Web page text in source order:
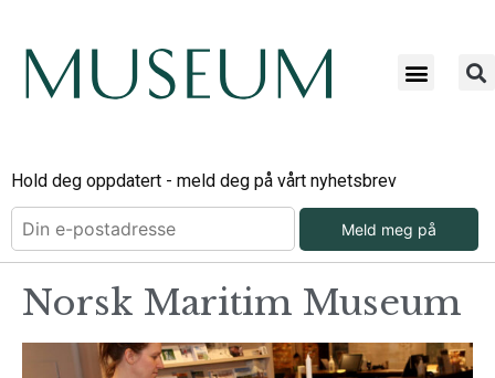
Hold deg oppdatert - meld deg på vårt nyhetsbrev
Meld meg på
Norsk Maritim Museum